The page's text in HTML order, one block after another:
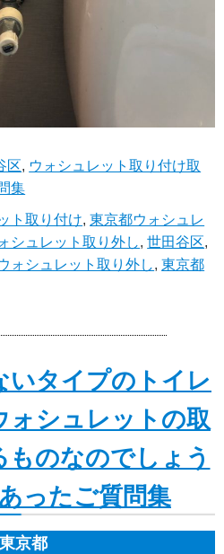
区, ウォシュレット取り付け取
集
ト取り付け,東京都ウォシュレ
シュレット取り外し,世田谷区,
ォシュレット取り外し,東京都
いタイプのトイレ
ォシュレットの取
ものなのでしょう
ったご質問集
東京都